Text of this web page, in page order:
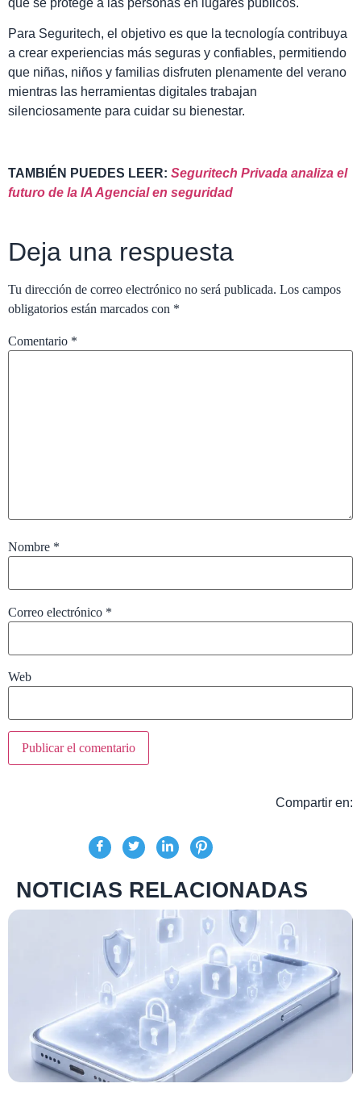
Para Seguritech, el objetivo es que la tecnología contribuya
a crear experiencias más seguras y confiables, permitiendo
que niñas, niños y familias disfruten plenamente del verano
mientras las herramientas digitales trabajan
silenciosamente para cuidar su bienestar.
TAMBIÉN PUEDES LEER: Seguritech Privada analiza el
futuro de la IA Agencial en seguridad
Deja una respuesta
Tu dirección de correo electrónico no será publicada. Los campos
obligatorios están marcados con *
Comentario *
Nombre *
Correo electrónico *
Web
Compartir en:
NOTICIAS RELACIONADAS